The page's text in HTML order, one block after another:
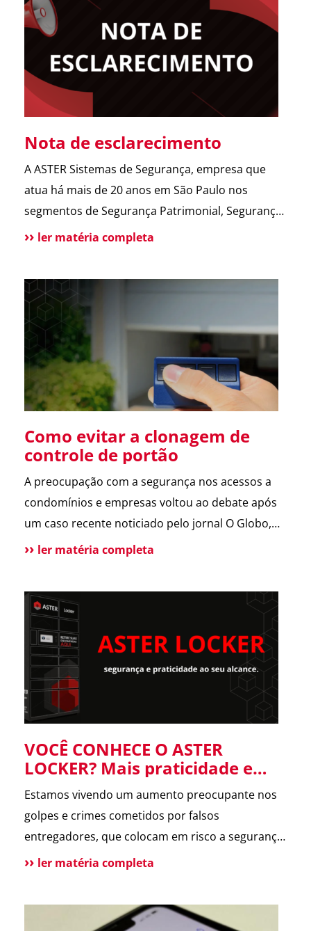
abrir o portão. Esse […]
Nota de esclarecimento
A ASTER Sistemas de Segurança, empresa que
atua há mais de 20 anos em São Paulo nos
segmentos de Segurança Patrimonial, Segurança
Pessoal, Portaria e Facilities, vem a público
Aster citado em recentes matérias jornalísticas
sobre a operação da Polícia Federal no setor […]
ler matéria completa
Como evitar a clonagem de
controle de portão
A preocupação com a segurança nos acessos a
condomínios e empresas voltou ao debate após
um caso recente noticiado pelo jornal O Globo,
envolvendo a possível clonagem de controle de
e contou com a participação da ASTER, que
forneceu informações […]
ler matéria completa
VOCÊ CONHECE O ASTER
LOCKER? Mais praticidade e
segurança para suas entregas
no condomínio.
Estamos vivendo um aumento preocupante nos
golpes e crimes cometidos por falsos
entregadores, que colocam em risco a segurança
dos moradores e a rotina dos condomínios.
encomendas, eliminando o contato direto entre
ler matéria completa